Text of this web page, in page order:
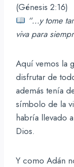
(Génesis 2:16)
“…y tome
viva para
Aquí vemos la
disfrutar de
además tenía
símbolo de la
habría llevado
Dios.
Y como Adán